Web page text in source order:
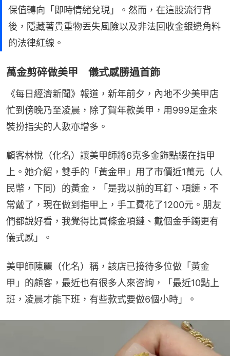
保值轉向「即時情緒兌現」。然而，在這股流行背
後，隱藏著貴重物丟失風險以及非法回收金銀邊角料
的法律紅線。
萬金剪碎做美甲 儀式感勝過首飾
《每日經濟新聞》報道，新年前夕，內地不少美甲店
忙到傍晚乃至凌晨，除了賀年款美甲，用999足金來
裝扮指尖的人數亦增多。
顧客林悅（化名）讓美甲師將6克多金飾點綴在指甲
上。她介紹，雙手的「黃金甲」用了市價近1萬元（人
民幣，下同）的黃金，「是我以前的耳釘、項鏈，不
常戴了，現在做到指甲上，手工費花了1200元。朋友
們都說好看，我覺得比買條金項鏈、戴個金手鐲更有
儀式感」。
美甲師陳麗（化名）稱，該店已接待多位做「黃金
甲」的顧客，最近也有很多人來咨詢，「最近10點上
班，凌晨才能下班，有些款式要做6個小時」。